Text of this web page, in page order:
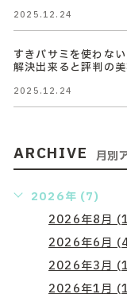
2025.12.24
すきバサミを使わな
解決出来ると評判の
2025.12.24
ARCHIVE 月別
2026年 (7)
2026年8月
2026年6月
2026年3月
2026年1月